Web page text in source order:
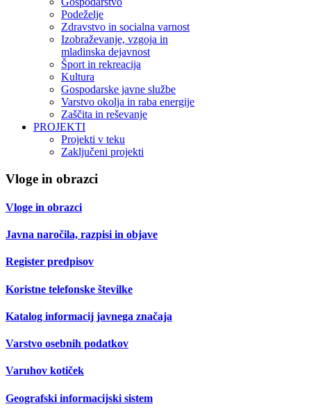
Podeželje
Zdravstvo in socialna varnost
Izobraževanje, vzgoja in
mladinska dejavnost
Šport in rekreacija
Kultura
Gospodarske javne službe
Varstvo okolja in raba energije
Zaščita in reševanje
PROJEKTI
Projekti v teku
Zaključeni projekti
Vloge in obrazci
Vloge in obrazci
Javna naročila, razpisi in objave
Register predpisov
Koristne telefonske številke
Katalog informacij javnega značaja
Varstvo osebnih podatkov
Varuhov kotiček
Geografski informacijski sistem